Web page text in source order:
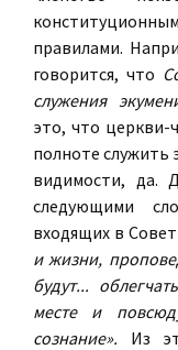
правилами.
говорится, что
служения
это, что церкви-
полноте служить
видимости, да.
следующими
входящих в
и жизни,
будут...
месте и
сознание». Из